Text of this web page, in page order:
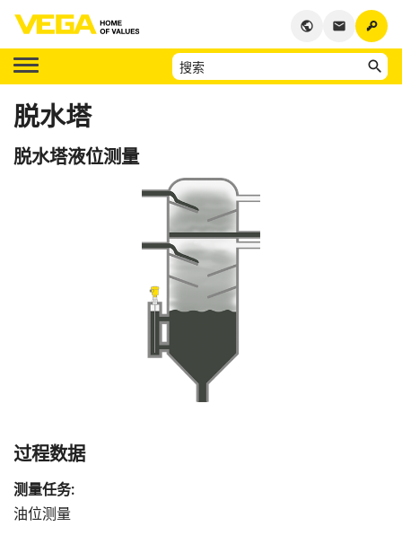
key
email
public
脱水塔
脱水塔液位测量
过程数据
测量任务:
油位测量